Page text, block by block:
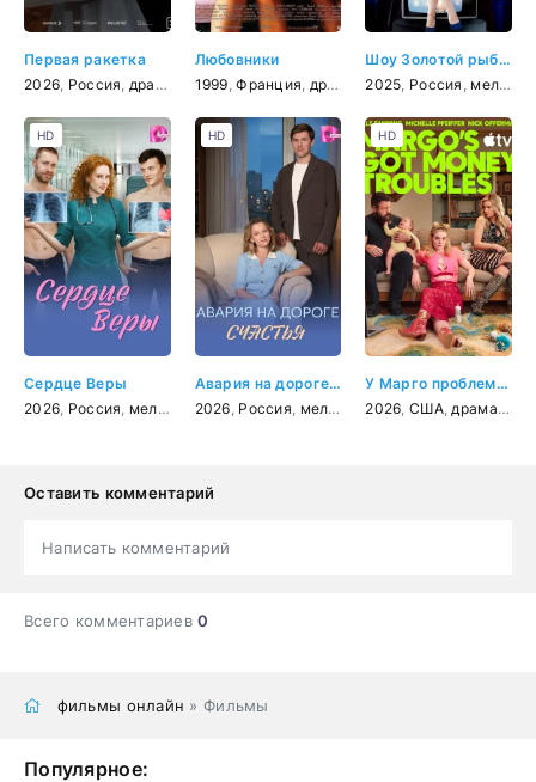
Первая ракетка
2026 Россия драма спорт
Любовники
1999 ,Франция драма
Шоу Золотой рыбки
2025 Россия мелодрама
Сердце Веры
2026 Россия мелодрама
HD
Авария на дороге счастья
2026 Россия мелодрама
HD
У Марго проблемы с деньгами
2026 США, драма,
HD
Оставить комментарий
Написать комментарий
Всего комментариев0
фильмы онлайн » Фильмы
Популярное: